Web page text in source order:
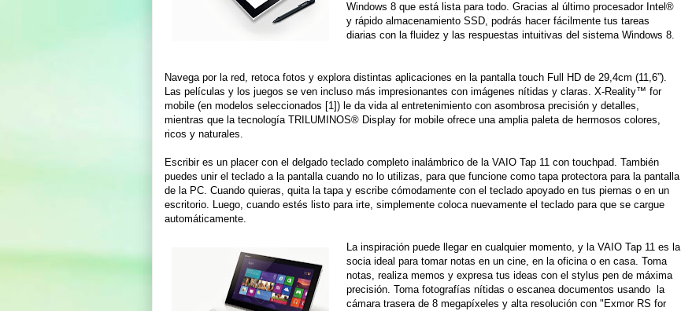
Windows 8 que está lista para todo. Gracias al último procesador Intel®
y rápido almacenamiento SSD, podrás hacer fácilmente tus tareas
diarias con la fluidez y las respuestas intuitivas del sistema Windows 8.
Navega por la red, retoca fotos y explora distintas aplicaciones en la pantalla touch Full HD de 29,4cm (11,6”).
Las películas y los juegos se ven incluso más impresionantes con imágenes nítidas y claras. X-Reality™ for
mobile (en modelos seleccionados [1]) le da vida al entretenimiento con asombrosa precisión y detalles,
mientras que la tecnología TRILUMINOS® Display for mobile ofrece una amplia paleta de hermosos colores,
ricos y naturales.
Escribir es un placer con el delgado teclado completo inalámbrico de la VAIO Tap 11 con touchpad. También
puedes unir el teclado a la pantalla cuando no lo utilizas, para que funcione como tapa protectora para la pantalla
de la PC. Cuando quieras, quita la tapa y escribe cómodamente con el teclado apoyado en tus piernas o en un
escritorio. Luego, cuando estés listo para irte, simplemente coloca nuevamente el teclado para que se cargue
automáticamente.
La inspiración puede llegar en cualquier momento, y la VAIO Tap 11 es la
socia ideal para tomar notas en un cine, en la oficina o en casa. Toma
notas, realiza memos y expresa tus ideas con el stylus pen de máxima
precisión. Toma fotografías nítidas o escanea documentos usando la
cámara trasera de 8 megapíxeles y alta resolución con "Exmor RS for